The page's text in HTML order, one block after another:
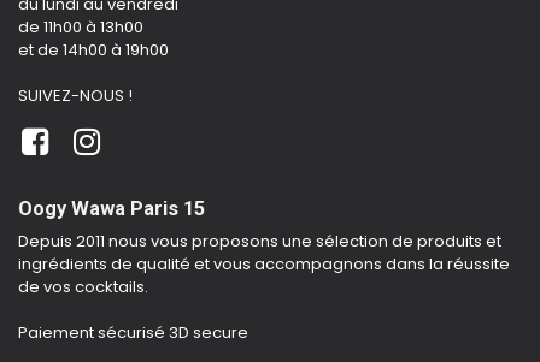
de 11h00 à 13h00
et de 14h00 à 19h00
SUIVEZ-NOUS !
Oogy Wawa Paris 15
Depuis 2011 nous vous proposons une sélection de produits et
ingrédients de qualité et vous accompagnons dans la réussite
de vos cocktails.
Paiement sécurisé 3D secure